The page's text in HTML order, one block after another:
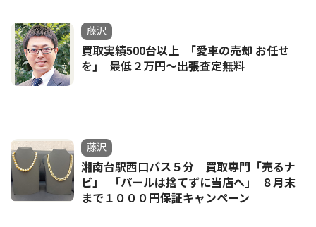
藤沢
買取実績500台以上 ｢愛車の売却 お任せ
を｣ 最低２万円〜出張査定無料
藤沢
湘南台駅西口バス５分 買取専門「売るナ
ビ」 ｢パールは捨てずに当店へ｣ ８月末
まで１０００円保証キャンペーン